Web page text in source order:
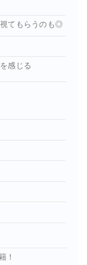
てもらうのも◎
感じる
！